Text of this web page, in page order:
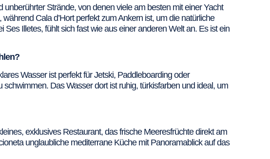
Strände, von denen viele am besten mit einer Yacht
Cala d’Hort perfekt zum Ankern ist, um die natürliche
Illetes, fühlt sich fast wie aus einer anderen Welt an. Es ist ein
Wasser ist perfekt für Jetski, Paddleboarding oder
Das Wasser dort ist ruhig, türkisfarben und ideal, um
exklusives Restaurant, das frische Meeresfrüchte direkt am
unglaubliche mediterrane Küche mit Panoramablick auf das